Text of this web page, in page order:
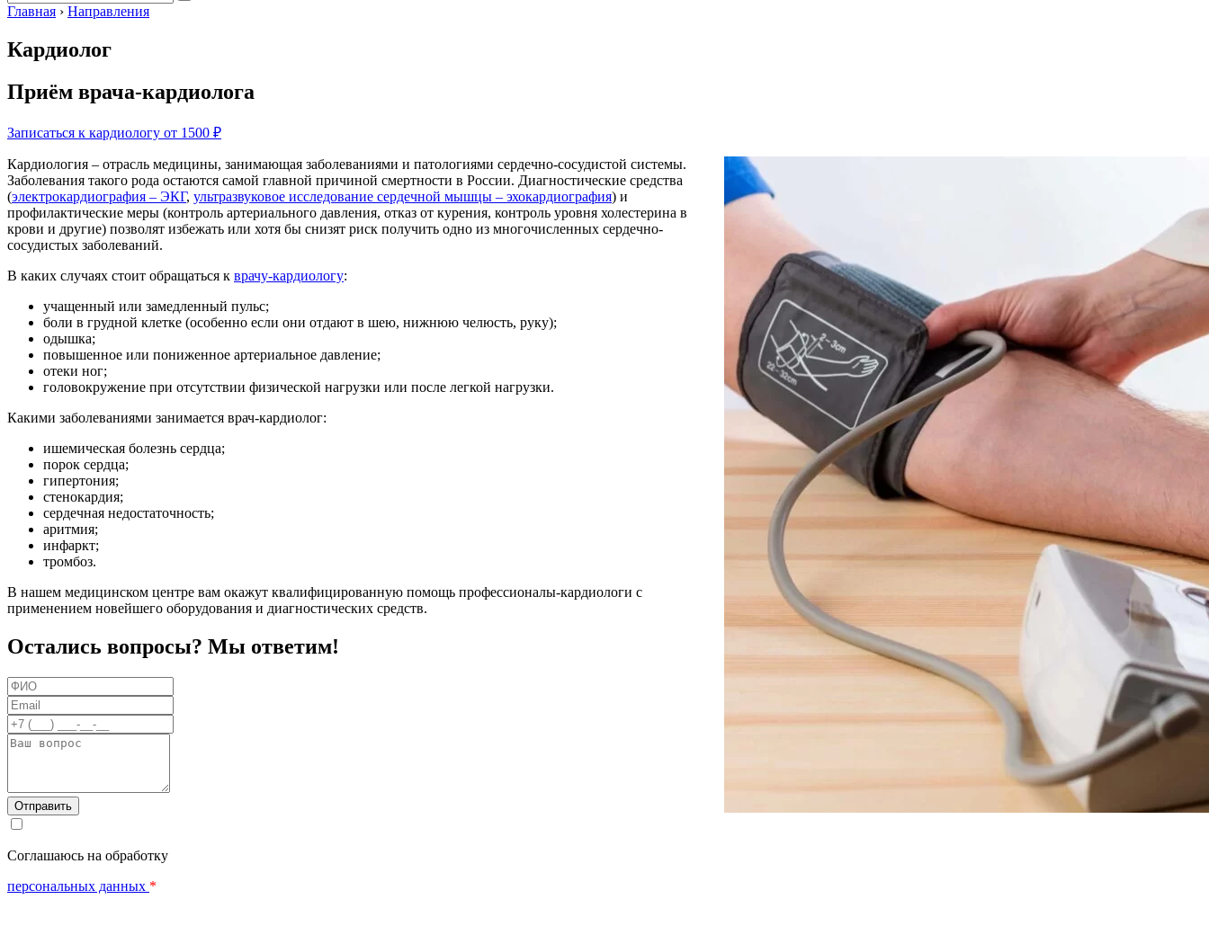
Главная › Направления
Кардиолог
Приём врача-кардиолога
Записаться к кардиологу от 1500 ₽
Кардиология – отрасль медицины, занимающая заболеваниями и патологиями сердечно-сосудистой системы.
Заболевания такого рода остаются самой главной причиной смертности в России. Диагностические средства
(электрокардиография – ЭКГ, ультразвуковое исследование сердечной мышцы – эхокардиография) и
профилактические меры (контроль артериального давления, отказ от курения, контроль уровня холестерина в
крови и другие) позволят избежать или хотя бы снизят риск получить одно из многочисленных сердечно-
сосудистых заболеваний.
В каких случаях стоит обращаться к врачу-кардиологу:
учащенный или замедленный пульс;
боли в грудной клетке (особенно если они отдают в шею, нижнюю челюсть, руку);
одышка;
повышенное или пониженное артериальное давление;
отеки ног;
головокружение при отсутствии физической нагрузки или после легкой нагрузки.
Какими заболеваниями занимается врач-кардиолог:
ишемическая болезнь сердца;
порок сердца;
гипертония;
стенокардия;
сердечная недостаточность;
аритмия;
инфаркт;
тромбоз.
В нашем медицинском центре вам окажут квалифицированную помощь профессионалы-кардиологи с
применением новейшего оборудования и диагностических средств.
Остались вопросы? Мы ответим!
ФИО
Email
Телефон
Вопрос
Соглашаюсь на обработку
персональных данных *